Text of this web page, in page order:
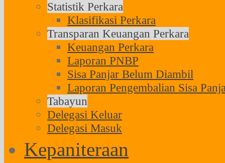
Statistik Perkara
Klasifikasi Perkara
Transparan Keuangan Perkara
Keuangan Perkara
Laporan PNBP
Sisa Panjar Belum Diambil
Laporan Pengembalian Sisa
Tabayun
Delegasi Keluar
Delegasi Masuk
Kepaniteraan